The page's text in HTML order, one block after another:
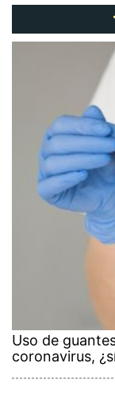
Uso de
coronavirus,